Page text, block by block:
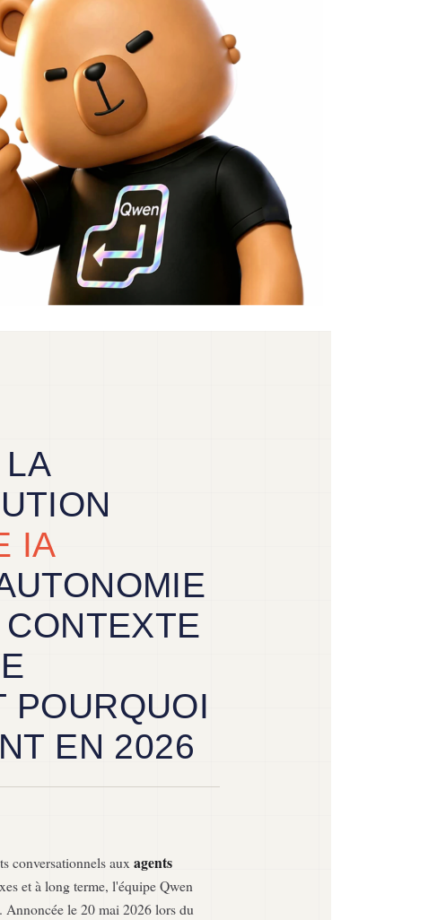
IA
POURQUOI
EN 2026
conversationnels auxagents
et à long terme, l'équipe Qwen
Annoncée le 20 mai 2026 lors du